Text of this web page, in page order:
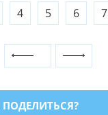
4 5 6 7
ПОДЕЛИТЬСЯ?